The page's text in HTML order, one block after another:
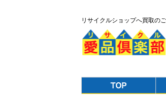
リサイクルショップへ買取の